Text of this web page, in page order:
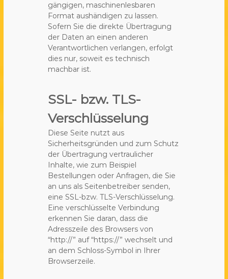
gängigen, maschinenlesbaren
Format aushändigen zu lassen.
Sofern Sie die direkte Übertragung
der Daten an einen anderen
Verantwortlichen verlangen, erfolgt
dies nur, soweit es technisch
machbar ist.
SSL- bzw. TLS-
Verschlüsselung
Diese Seite nutzt aus
Sicherheitsgründen und zum Schutz
der Übertragung vertraulicher
Inhalte, wie zum Beispiel
Bestellungen oder Anfragen, die Sie
an uns als Seitenbetreiber senden,
eine SSL-bzw. TLS-Verschlüsselung.
Eine verschlüsselte Verbindung
erkennen Sie daran, dass die
Adresszeile des Browsers von
“http://” auf “https://” wechselt und
an dem Schloss-Symbol in Ihrer
Browserzeile.